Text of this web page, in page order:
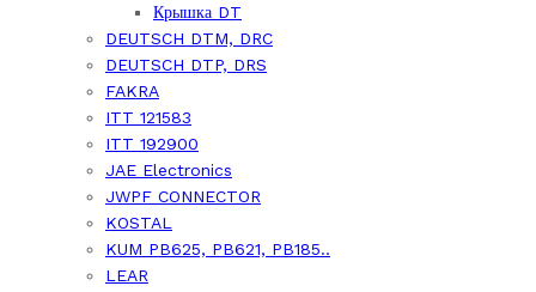
Крышка DT
DEUTSCH DTM, DRC
DEUTSCH DTP, DRS
FAKRA
ITT 121583
ITT 192900
JAE Electronics
JWPF CONNECTOR
KOSTAL
KUM PB625, PB621, PB185..
LEAR